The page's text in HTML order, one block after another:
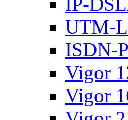
UTM-
ISDN-
Vigor
Vigor